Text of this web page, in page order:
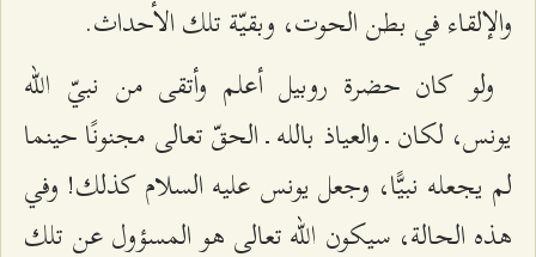
والإلقاء في بطن الحوت، وبقيّة تلك الأحداث.
ولو كان حضرة روبيل أعلم وأتقى من نبيّ الله
يونس، لكان ـ والعياذ بالله ـ الحقّ تعالى مجنونًا حينما
لم يجعله نبيًّا، وجعل يونس عليه السلام كذلك! وفي
هذه الحالة، سيكون الله تعالى هو المسؤول عن تلك